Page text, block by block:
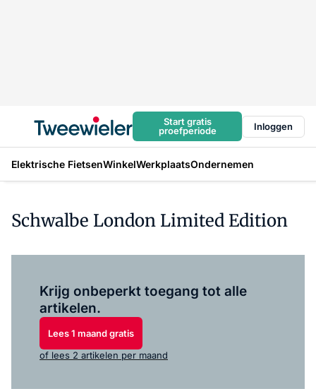
Start gratis
proefperiode
Inloggen
Elektrische FietsenWinkelWerkplaatsOndernemen
Schwalbe London Limited Edition
Krijg onbeperkt toegang tot alle
artikelen.
Lees 1 maand gratis
of lees 2 artikelen per maand